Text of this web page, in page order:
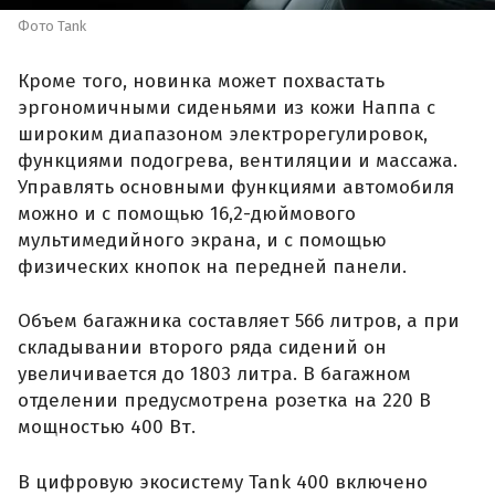
Фото Tank
Кроме того, новинка может похвастать
эргономичными сиденьями из кожи Наппа с
широким диапазоном электрорегулировок,
функциями подогрева, вентиляции и массажа.
Управлять основными функциями автомобиля
можно и с помощью 16,2-дюймового
мультимедийного экрана, и с помощью
физических кнопок на передней панели.
Объем багажника составляет 566 литров, а при
складывании второго ряда сидений он
увеличивается до 1803 литра. В багажном
отделении предусмотрена розетка на 220 В
мощностью 400 Вт.
В цифровую экосистему Tank 400 включено